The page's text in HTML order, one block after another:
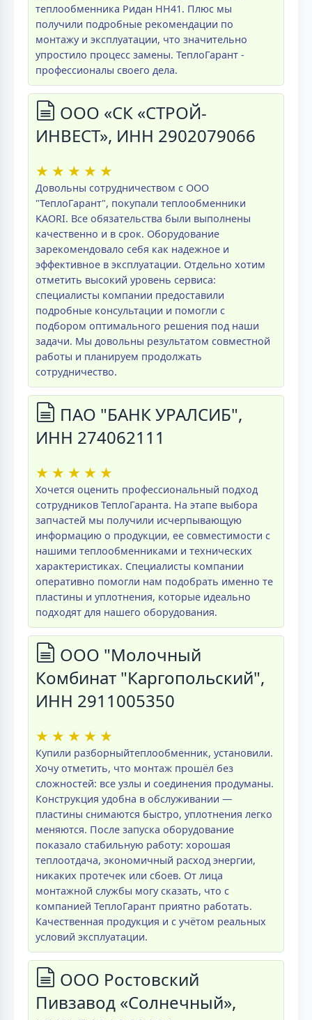
теплообменника Ридан НН41. Плюс мы
получили подробные рекомендации по
монтажу и эксплуатации, что значительно
упростило процесс замены. ТеплоГарант -
профессионалы своего дела.
ООО «СК «СТРОЙ-
ИНВЕСТ», ИНН 2902079066
★ ★ ★ ★ ★
Довольны сотрудничеством с ООО
"ТеплоГарант", покупали теплообменники
KAORI. Все обязательства были выполнены
качественно и в срок. Оборудование
зарекомендовало себя как надежное и
эффективное в эксплуатации. Отдельно хотим
отметить высокий уровень сервиса:
специалисты компании предоставили
подробные консультации и помогли с
подбором оптимального решения под наши
задачи. Мы довольны результатом совместной
работы и планируем продолжать
сотрудничество.
ПАО "БАНК УРАЛСИБ",
ИНН 274062111
★ ★ ★ ★ ★
Хочется оценить профессиональный подход
сотрудников ТеплоГаранта. На этапе выбора
запчастей мы получили исчерпывающую
информацию о продукции, ее совместимости с
нашими теплообменниками и технических
характеристиках. Специалисты компании
оперативно помогли нам подобрать именно те
пластины и уплотнения, которые идеально
подходят для нашего оборудования.
ООО "Молочный
Комбинат "Каргопольский",
ИНН 2911005350
★ ★ ★ ★ ★
Купили разборныйтеплообменник, установили.
Хочу отметить, что монтаж прошёл без
сложностей: все узлы и соединения продуманы.
Конструкция удобна в обслуживании —
пластины снимаются быстро, уплотнения легко
меняются. После запуска оборудование
показало стабильную работу: хорошая
теплоотдача, экономичный расход энергии,
никаких протечек или сбоев. От лица
монтажной службы могу сказать, что с
компанией ТеплоГарант приятно работать.
Качественная продукция и с учётом реальных
условий эксплуатации.
ООО Ростовский
Пивзавод «Солнечный»,